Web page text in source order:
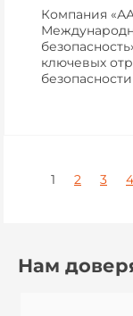
Компания
ключевых
1 2 3 4
Нам